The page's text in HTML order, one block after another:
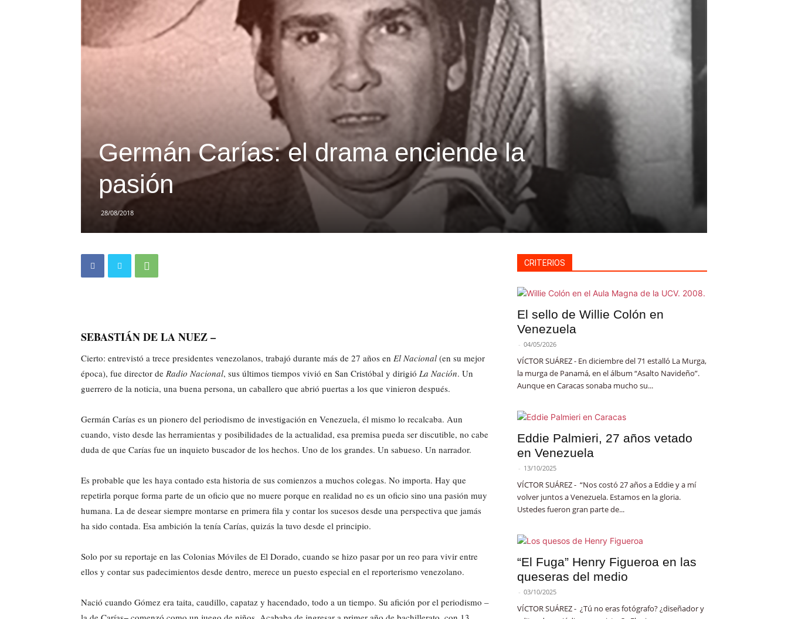
Germán Carías: el drama enciende la
pasión
28/08/2018
SEBASTIÁN DE LA NUEZ –
Cierto: entrevistó a trece presidentes venezolanos, trabajó durante más de 27 años en El Nacional (en su mejor
época), fue director de Radio Nacional, sus últimos tiempos vivió en San Cristóbal y dirigió La Nación. Un
guerrero de la noticia, una buena persona, un caballero que abrió puertas a los que vinieron después.
Germán Carías es un pionero del periodismo de investigación en Venezuela, él mismo lo recalcaba. Aun
cuando, visto desde las herramientas y posibilidades de la actualidad, esa premisa pueda ser discutible, no cabe
duda de que Carías fue un inquieto buscador de los hechos. Uno de los grandes. Un sabueso. Un narrador.
Es probable que les haya contado esta historia de sus comienzos a muchos colegas. No importa. Hay que
repetirla porque forma parte de un oficio que no muere porque en realidad no es un oficio sino una pasión muy
humana. La de desear siempre montarse en primera fila y contar los sucesos desde una perspectiva que jamás
ha sido contada. Esa ambición la tenía Carías, quizás la tuvo desde el principio.
Solo por su reportaje en las Colonias Móviles de El Dorado, cuando se hizo pasar por un reo para vivir entre
ellos y contar sus padecimientos desde dentro, merece un puesto especial en el reporterismo venezolano.
Nació cuando Gómez era taita, caudillo, capataz y hacendado, todo a un tiempo. Su afición por el periodismo –
CRITERIOS
El sello de Willie Colón en
Venezuela
- 04/05/2026
VÍCTOR SUÁREZ - En diciembre del 71 estalló La Murga,
la murga de Panamá, en el álbum “Asalto Navideño”.
Aunque en Caracas sonaba mucho su...
Eddie Palmieri, 27 años vetado
en Venezuela
- 13/10/2025
VÍCTOR SUÁREZ - “Nos costó 27 años a Eddie y a mí
volver juntos a Venezuela. Estamos en la gloria.
Ustedes fueron gran parte de...
“El Fuga” Henry Figueroa en las
queseras del medio
- 03/10/2025
VÍCTOR SUÁREZ - ¿Tú no eras fotógrafo? ¿diseñador y